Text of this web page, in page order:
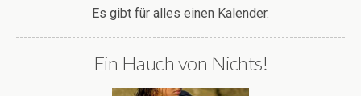
Es gibt für alles einen Kalender.
Ein Hauch von Nichts!